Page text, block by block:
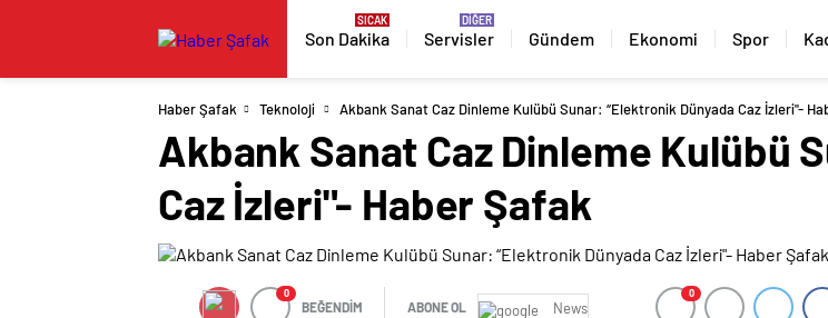
Son Dakika Servisler Gündem Ekonomi Spor
Haber Şafak Teknoloji Akbank Sanat Caz Dinleme Kulübü Sunar: “Elektronik Dünyada Caz İzleri"-
Akbank Sanat Caz Dinleme Kulübü
Caz İzleri"- Haber Şafak
0
BEĞENDİM ABONE OL News
0